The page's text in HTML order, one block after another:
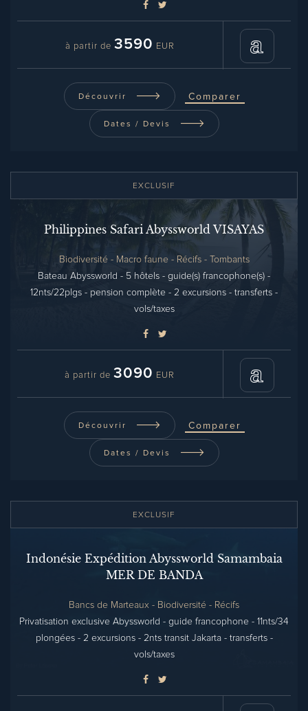
à partir de 3590 EUR
Découvrir Comparer
Dates / Devis
EXCLUSIF
Philippines Safari Abyssworld VISAYAS
Biodiversité - Macro faune - Récifs - Tombants
Bateau Abyssworld - 5 hôtels - guide(s) francophone(s) -
12nts/22plgs - pension complète - 2 excursions - transferts -
vols/taxes
à partir de3090 EUR
Découvrir Comparer
Dates / Devis
EXCLUSIF
Indonésie Expédition Abyssworld Samambaia
MER DE BANDA
Bancs de Marteaux - Biodiversité - Récifs
Privatisation exclusive Abyssworld - guide francophone - 11nts/34
plongées - 2 excursions - 2nts transit Jakarta - transferts -
vols/taxes